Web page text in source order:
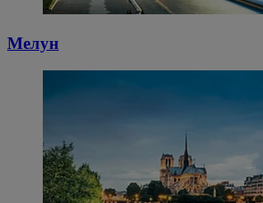
Мелун